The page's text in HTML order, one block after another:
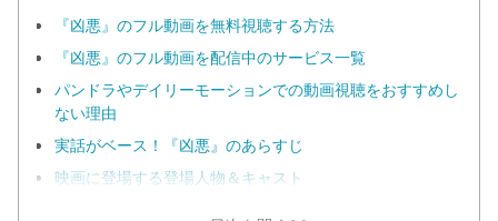
『凶悪』のフル動画を無料視聴する方法
『凶悪』のフル動画を配信中のサービス一覧
パンドラやデイリーモーションでの動画視聴をおすすめし
ない理由
実話がベース！『凶悪』のあらすじ
映画に登場する登場人物＆キャスト